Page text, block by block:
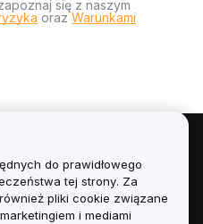
się z naszym
orazWarunkami
do prawidłowego
tej strony. Za
pliki cookie związane
i mediami